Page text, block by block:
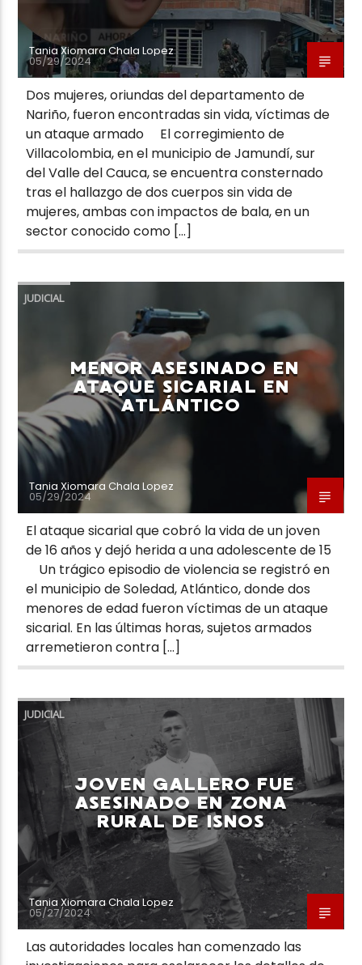
Tania Xiomara Chala Lopez
05/29/2024
Dos mujeres, oriundas del departamento de
Nariño, fueron encontradas sin vida, víctimas de
un ataque armado El corregimiento de
Villacolombia, en el municipio de Jamundí, sur
del Valle del Cauca, se encuentra consternado
tras el hallazgo de dos cuerpos sin vida de
mujeres, ambas con impactos de bala, en un
sector conocido como […]
JUDICIAL
MENOR ASESINADO EN
ATAQUE SICARIAL EN
ATLÁNTICO
Tania Xiomara Chala Lopez
05/29/2024
El ataque sicarial que cobró la vida de un joven
de 16 años y dejó herida a una adolescente de 15
Un trágico episodio de violencia se registró en
el municipio de Soledad, Atlántico, donde dos
menores de edad fueron víctimas de un ataque
sicarial. En las últimas horas, sujetos armados
arremetieron contra […]
JUDICIAL
JOVEN GALLERO FUE
ASESINADO EN ZONA
RURAL DE ISNOS
Tania Xiomara Chala Lopez
05/27/2024
Las autoridades locales han comenzado las